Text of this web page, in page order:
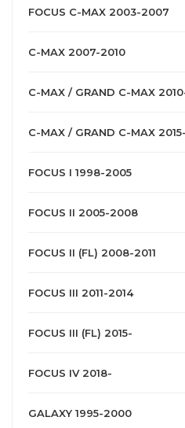
FOCUS C-MAX 2003-2007
C-MAX 2007-2010
C-MAX / GRAND C-MAX
C-MAX / GRAND C-MAX 2015-
FOCUS I 1998-2005
FOCUS II 2005-2008
FOCUS II (FL) 2008-2011
FOCUS III 2011-2014
FOCUS III (FL) 2015-
FOCUS IV 2018-
GALAXY 1995-2000